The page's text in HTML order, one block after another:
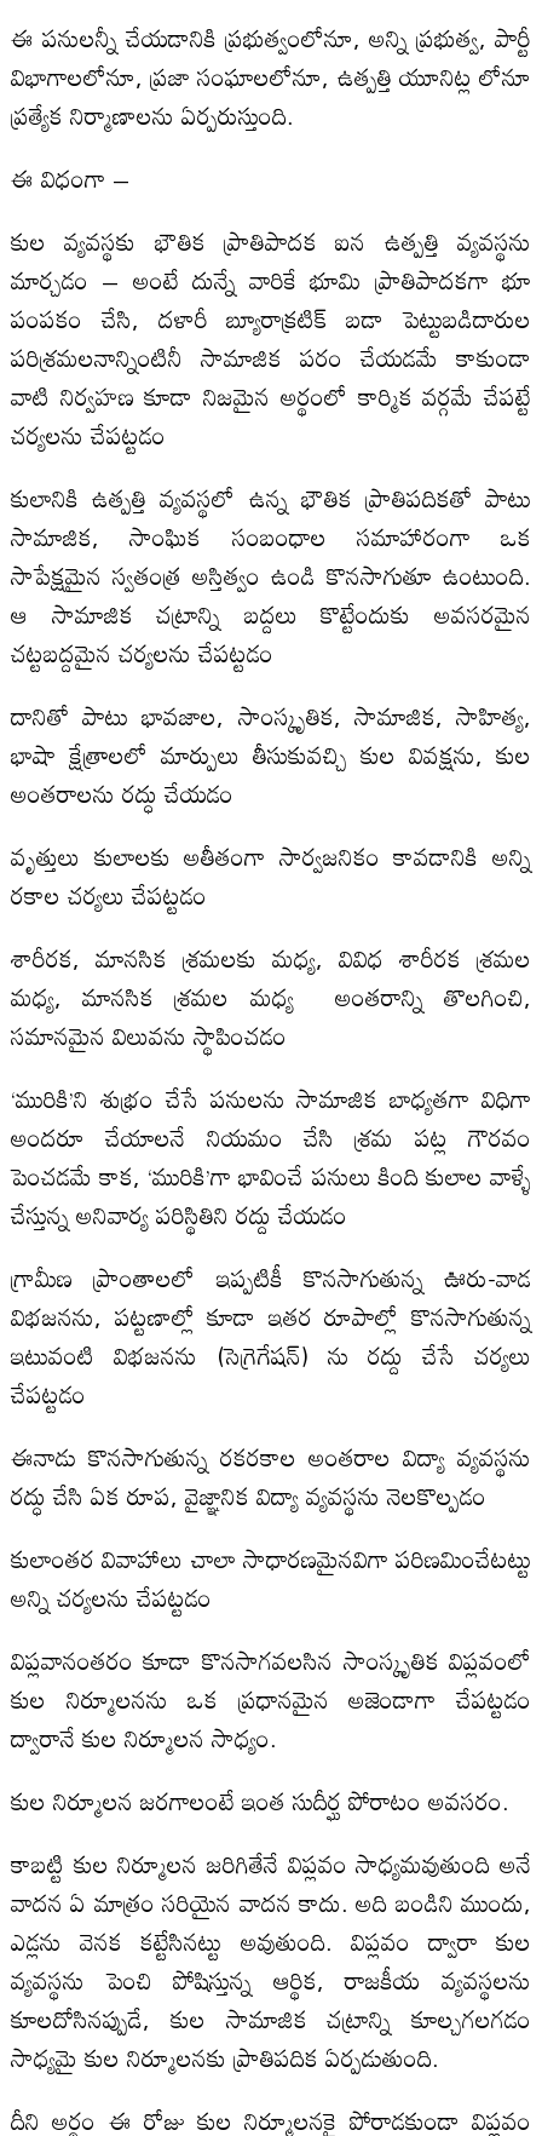
ఈ పనులన్నీ చేయడానికి ప్రభుత్వంలోనూ, అన్ని ప్రభుత్వ, పార్టీ
విభాగాలలోనూ, ప్రజా సంఘాలలోనూ, ఉత్పత్తి యూనిట్ల లోనూ
ప్రత్యేక నిర్మాణాలను ఏర్పరుస్తుంది.
ఈ విధంగా –
కుల వ్యవస్థకు భౌతిక ప్రాతిపాదక ఐన ఉత్పత్తి వ్యవస్థను
మార్చడం – అంటే దున్నే వారికే భూమి ప్రాతిపాదకగా భూ
పంపకం చేసి, దళారీ బ్యూరాక్రటిక్ బడా పెట్టుబడిదారుల
పరిశ్రమలనాన్నింటినీ సామాజిక పరం చేయడమే కాకుండా
వాటి నిర్వహణ కూడా నిజమైన అర్థంలో కార్మిక వర్గమే చేపట్టే
చర్యలను చేపట్టడం
కులానికి ఉత్పత్తి వ్యవస్థలో ఉన్న భౌతిక ప్రాతిపదికతో పాటు
సామాజిక, సాంఘిక సంబంధాల సమాహారంగా ఒక
సాపేక్షమైన స్వతంత్ర అస్తిత్వం ఉండి కొనసాగుతూ ఉంటుంది.
ఆ సామాజిక చట్రాన్ని బద్దలు కొట్టేందుకు అవసరమైన
చట్టబద్దమైన చర్యలను చేపట్టడం
దానితో పాటు భావజాల, సాంస్కృతిక, సామాజిక, సాహిత్య,
భాషా క్షేత్రాలలో మార్పులు తీసుకువచ్చి కుల వివక్షను, కుల
అంతరాలను రద్ధు చేయడం
వృత్తులు కులాలకు అతీతంగా సార్వజనికం కావడానికి అన్ని
రకాల చర్యలు చేపట్టడం
శారీరక, మానసిక శ్రమలకు మధ్య, వివిధ శారీరక శ్రమల
మధ్య, మానసిక శ్రమల మధ్య అంతరాన్ని తొలగించి,
సమానమైన విలువను స్థాపించడం
‘మురికి’ని శుభ్రం చేసే పనులను సామాజిక బాధ్యతగా విధిగా
అందరూ చేయాలనే నియమం చేసి శ్రమ పట్ల గౌరవం
పెంచడమే కాక, ‘మురికి’గా భావించే పనులు కింది కులాల వాళ్ళే
చేస్తున్న అనివార్య పరిస్థితిని రద్దు చేయడం
గ్రామీణ ప్రాంతాలలో ఇప్పటికీ కొనసాగుతున్న ఊరు-వాడ
విభజనను, పట్టణాల్లో కూడా ఇతర రూపాల్లో కొనసాగుతున్న
ఇటువంటి విభజనను (సెగ్రెగేషన్) ను రద్దు చేసే చర్యలు
చేపట్టడం
ఈనాడు కొనసాగుతున్న రకరకాల అంతరాల విద్యా వ్యవస్థను
రద్ధు చేసి ఏక రూప, వైజ్ఞానిక విద్యా వ్యవస్థను నెలకొల్పడం
కులాంతర వివాహాలు చాలా సాధారణమైనవిగా పరిణమించేటట్టు
అన్ని చర్యలను చేపట్టడం
విప్లవానంతరం కూడా కొనసాగవలసిన సాంస్కృతిక విప్లవంలో
కుల నిర్మూలనను ఒక ప్రధానమైన అజెండాగా చేపట్టడం
ద్వారానే కుల నిర్మూలన సాధ్యం.
కుల నిర్మూలన జరగాలంటే ఇంత సుదీర్ఘ పోరాటం అవసరం.
కాబట్టి కుల నిర్మూలన జరిగితేనే విప్లవం సాధ్యమవుతుంది అనే
వాదన ఏ మాత్రం సరియైన వాదన కాదు. అది బండిని ముందు,
ఎడ్లను వెనక కట్టేసినట్టు అవుతుంది. విప్లవం ద్వారా కుల
వ్యవస్థను పెంచి పోషిస్తున్న ఆర్థిక, రాజకీయ వ్యవస్థలను
కూలదోసినప్పుడే, కుల సామాజిక చట్రాన్ని కూల్చగలగడం
సాధ్యమై కుల నిర్మూలనకు ప్రాతిపదిక ఏర్పడుతుంది.
దీని అర్థం ఈ రోజు కుల నిర్మూలనకై పోరాడకుండా విప్లవం